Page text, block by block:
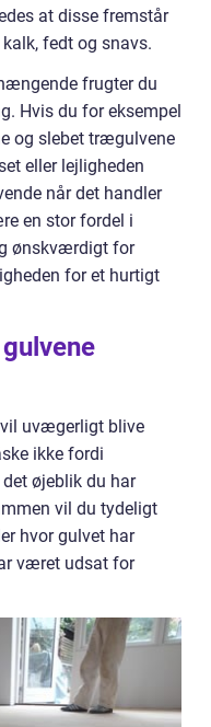
at disse fremstår
fedt og snavs.
frugter du
Hvis du for eksempel
og slebet trægulvene
eller lejligheden
når det handler
en stor fordel i
ønskværdigt for
for et hurtigt
uvægerligt blive
ikke fordi
øjeblik du har
vil du tydeligt
hvor gulvet har
været udsat for